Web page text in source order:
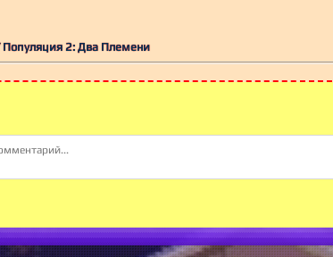
Популяция 2: Два Племени